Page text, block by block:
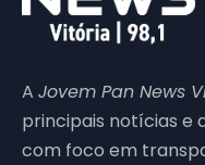
A Jovem Pan News
principais notícias e
com foco em